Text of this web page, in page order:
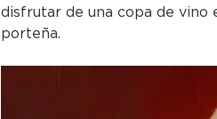
disfrutar de una copa de vino
porteña.